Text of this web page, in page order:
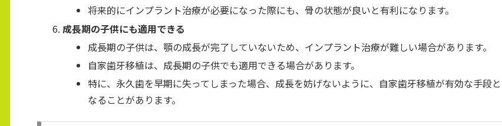
将来的にインプラント治療が必要になった際にも、骨の状態が良いと有利になります。
成長期の子供にも適用できる
成長期の子供は、顎の成長が完了していないため、インプラント治療が難しい場合があります。
自家歯牙移植は、成長期の子供でも適用できる場合があります。
特に、永久歯を早期に失ってしまった場合、成長を妨げないように、自家歯牙移植が有効な手段と
なることがあります。